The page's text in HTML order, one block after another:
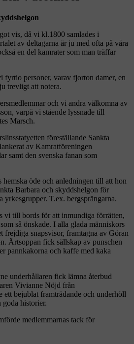
vis, då vi kl.1800 samlades i
av deltagarna är ju med ofta på våra
en del kamrater som man träffar
fyrtio personer, varav fjorton damer, en
trevligt att notera.
och vi andra välkomna av
varpå vi stående lyssnade till
Marsch.
föreställande Sankta
av Kamratföreningen
samt den svenska fanan som
hemska öde och anledningen till att hon
Barbara och skyddshelgon för
yrkesgrupper. T.ex. bergsprängarna.
vi till bords för att inmundiga förrätten,
så önskade. I alla glada människors
frejdiga snapsvisor, framtagna av Göran
Ärtsoppan fick sällskap av punschen
pannkakorna och kaffe med kaka
underhållaren fick lämna återbud
Vivianne Nöjd från
ett bejublat framträdande och underhöll
goda historier.
medlemmarnas tack för